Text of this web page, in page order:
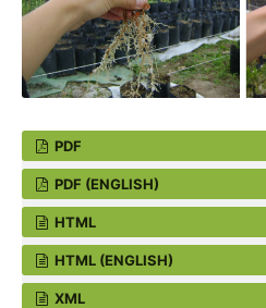
PDF
PDF (ENGLISH)
HTML
HTML (ENGLISH)
XML